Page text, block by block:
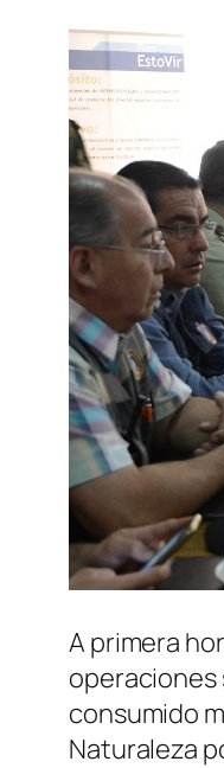
A primera
operaciones
consumido
Naturaleza